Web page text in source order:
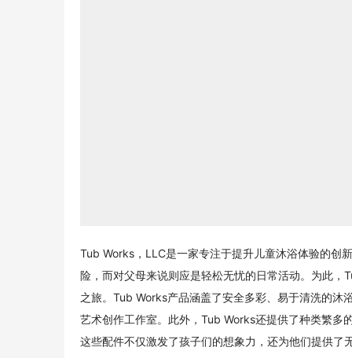
Tub Works，LLC是一家专注于提升儿童沐浴体验的创
险，而对父母来说则应是轻松无忧的日常活动。为此
之旅。Tub Works产品涵盖了安全多彩、易于清洗的沐
艺术创作工作室。此外，Tub Works还提供了种类繁多
这些配件不仅激发了孩子们的想象力，还为他们提供